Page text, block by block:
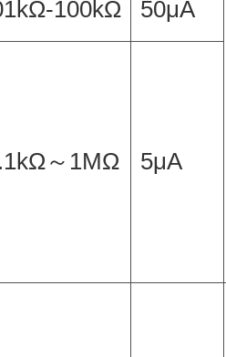
100kΩ 50μA
～1MΩ 5μA